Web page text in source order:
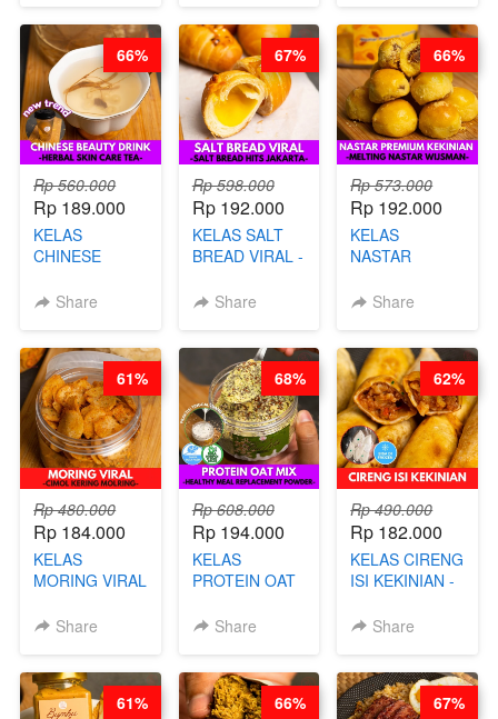
BY CHEF DITA
Rp 560.000
Rp 189.000
KELAS
CHINESE
- HERBAL SKIN
ARISUDANA
Share
66%
Rp 598.000
Rp 192.000
KELAS SALT
BREAD VIRAL -
HITS JAKARTA
Share
67%
Rp 573.000
Rp 192.000
KELAS
NASTAR
KEKINIAN -
WIJSMAN- BY
CHEF DITA
Share
66%
Rp 480.000
Rp 184.000
KELAS
MORING VIRAL
KERING
Share
61%
Rp 608.000
Rp 194.000
KELAS
PROTEIN OAT
MEAL
BARISTA
ARISUDANA
Share
68%
Rp 490.000
Rp 182.000
KELAS CIRENG
ISI KEKINIAN -
Share
62%
61% 66% 67%